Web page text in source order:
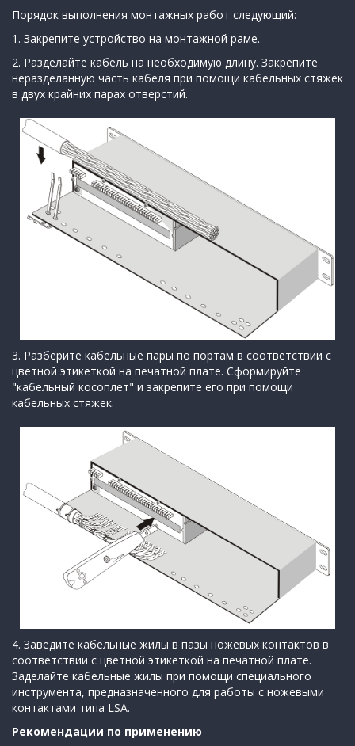
Порядок выполнения монтажных работ следующий:
1. Закрепите устройство на монтажной раме.
2. Разделайте кабель на необходимую длину. Закрепите
неразделанную часть кабеля при помощи кабельных стяжек
в двух крайних парах отверстий.
3. Разберите кабельные пары по портам в соответствии с
цветной этикеткой на печатной плате. Сформируйте
"кабельный косоплет" и закрепите его при помощи
кабельных стяжек.
4. Заведите кабельные жилы в пазы ножевых контактов в
соответствии с цветной этикеткой на печатной плате.
Заделайте кабельные жилы при помощи специального
инструмента, предназначенного для работы с ножевыми
контактами типа LSA.
Рекомендации по применению